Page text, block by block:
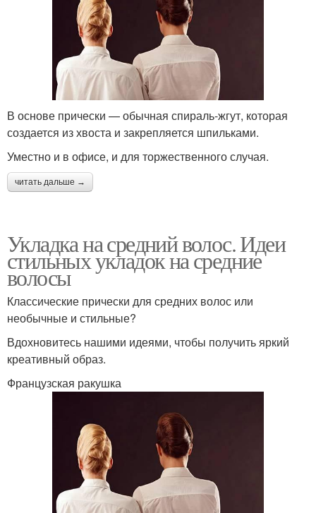
В основе прически — обычная спираль-жгут, которая
создается из хвоста и закрепляется шпильками.
Уместно и в офисе, и для торжественного случая.
читать дальше →
Укладка на средний волос. Идеи
стильных укладок на средние
волосы
Классические прически для средних волос или
необычные и стильные?
Вдохновитесь нашими идеями, чтобы получить яркий
креативный образ.
Французская ракушка